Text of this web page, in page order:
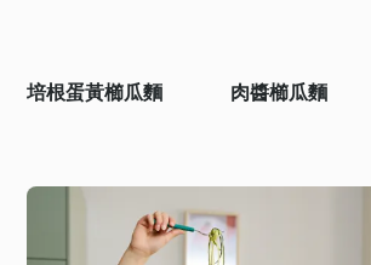
培根蛋黃櫛瓜麵 肉醬櫛瓜麵